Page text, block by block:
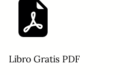
Libro Gratis PDF